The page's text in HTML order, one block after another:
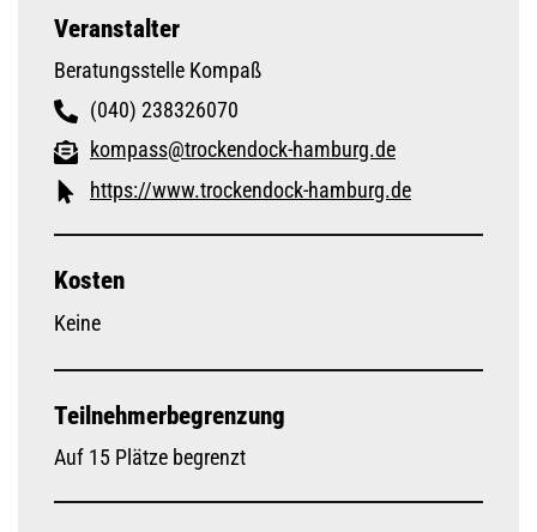
Veranstalter
Beratungsstelle Kompaß
(040) 238326070
kompass@trockendock-hamburg.de
https://www.trockendock-hamburg.de
Kosten
Keine
Teilnehmerbegrenzung
Auf 15 Plätze begrenzt